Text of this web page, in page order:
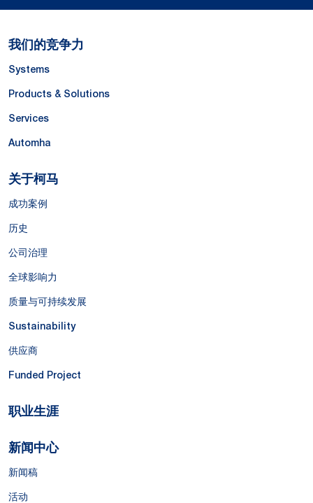
我们的竞争力
Systems
Products & Solutions
Services
Automha
关于柯马
成功案例
历史
公司治理
全球影响力
质量与可持续发展
Sustainability
供应商
Funded Project
职业生涯
新闻中心
新闻稿
活动